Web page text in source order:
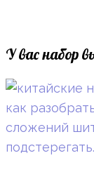
У вас набор
как
сложений
подстерегать.